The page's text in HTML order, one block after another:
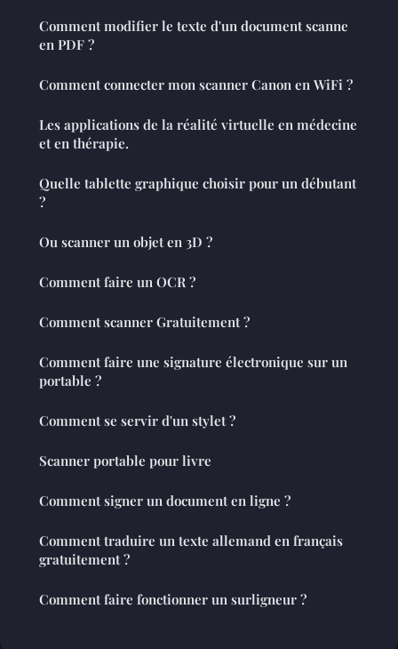
Comment modifier le texte d'un document scanne
en PDF ?
Comment connecter mon scanner Canon en WiFi ?
Les applications de la réalité virtuelle en médecine
et en thérapie.
Quelle tablette graphique choisir pour un débutant
?
Ou scanner un objet en 3D ?
Comment faire un OCR ?
Comment scanner Gratuitement ?
Comment faire une signature électronique sur un
portable ?
Comment se servir d'un stylet ?
Scanner portable pour livre
Comment signer un document en ligne ?
Comment traduire un texte allemand en français
gratuitement ?
Comment faire fonctionner un surligneur ?